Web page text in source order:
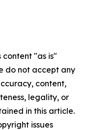
content "as is"
do not accept any
content,
legality, or
in this article.
issues